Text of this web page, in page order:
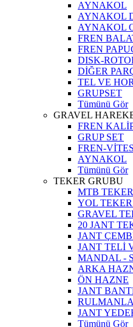
AYNAKOL
AYNAKOL
AYNAKOL
FREN
FREN
DISK-
DİĞER
TEL VE
GRUPSET
Tümünü Gör
GRAVEL
FREN
GRUP SET
FREN-
AYNAKOL
Tümünü Gör
TEKER GRUBU
MTB
YOL
GRAVEL
20 JANT
JANT
JANT TELİ
MANDAL -
ARKA
ÖN HAZNE
JANT
JANT
Tümünü Gör